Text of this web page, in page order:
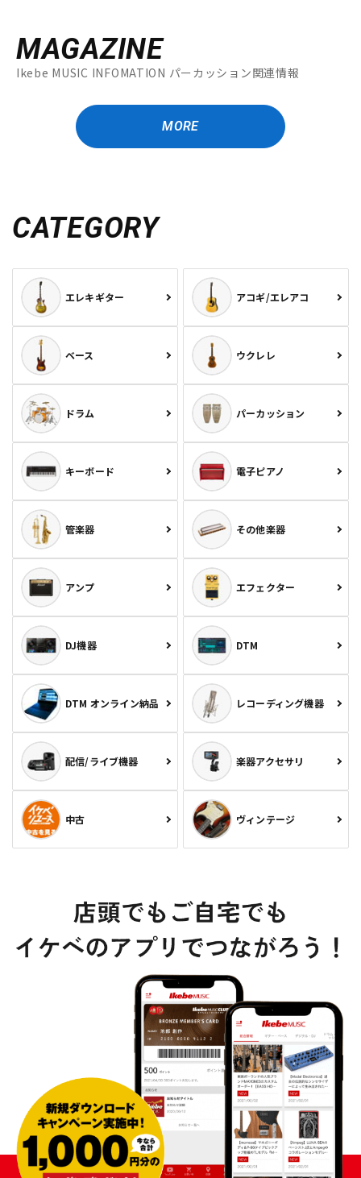
MAGAZINE
Ikebe MUSIC INFOMATION パーカッション関連情報
MORE
CATEGORY
エレキギター アコギ/エレアコ
ベース ウクレレ
ドラム パーカッション
キーボード 電子ピアノ
管楽器 その他楽器
アンプ エフェクター
DJ機器 DTM
DTM オンライン納品 レコーディング機器
配信/ライブ機器 楽器アクセサリ
中古 ヴィンテージ